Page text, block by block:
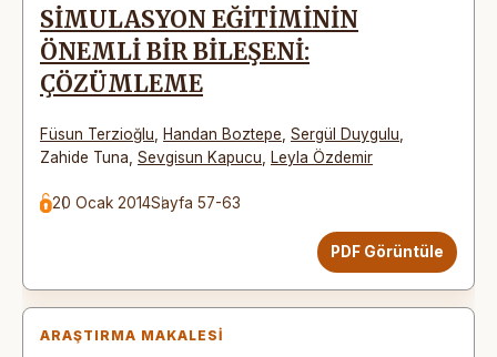
SİMULASYON EĞİTİMİNİN
ÖNEMLİ BİR BİLEŞENİ:
ÇÖZÜMLEME
Füsun Terzioğlu Handan Boztepe Sergül Duygulu
Zahide Tuna Sevgisun Kapucu Leyla Özdemir
20 Ocak 2014Sayfa 57-63
PDF Görüntüle
ARAŞTIRMA MAKALESI